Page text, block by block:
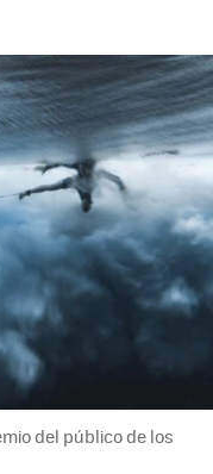
del público de los